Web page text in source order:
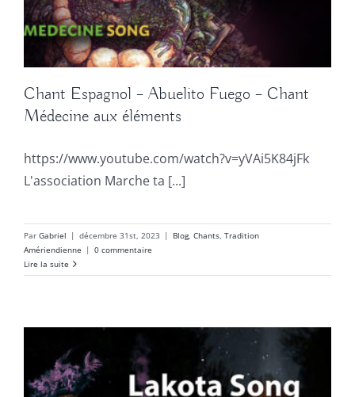
Chant Espagnol – Abuelito Fuego – Chant
Médecine aux éléments
https://www.youtube.com/watch?v=yVAi5K84jFk
L'association Marche ta [...]
Par Gabriel | décembre 31st, 2023 | Blog, Chants, Tradition
Amériendienne | 0 commentaire
Lire la suite